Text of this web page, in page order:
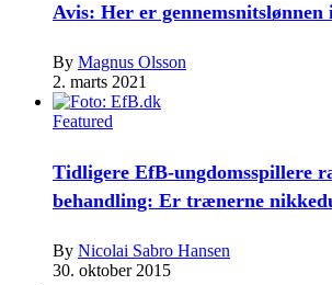
Avis: Her er gennemsnitslønnen
By Magnus Olsson
2. marts 2021
Featured
Tidligere EfB-ungdomsspillere
behandling: Er trænerne
By Nicolai Sabro Hansen
30. oktober 2015